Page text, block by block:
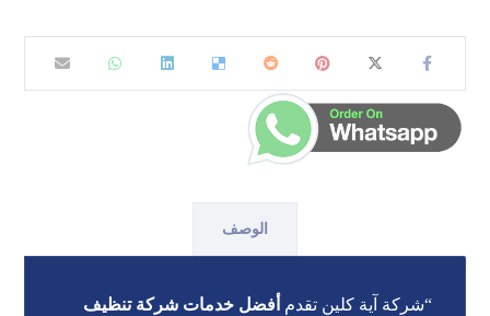
الوصف
“شركة آية كلين تقدم أفضل خدمات شركة تنظيف